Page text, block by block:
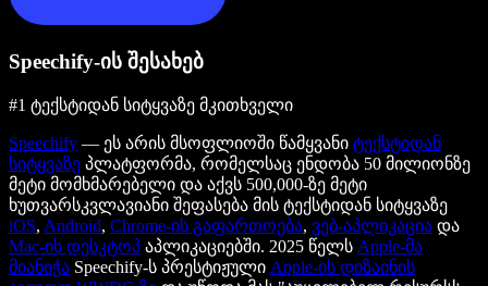
Speechify-ის შესახებ
#1 ტექსტიდან სიტყვაზე მკითხველი
Speechify — ეს არის მსოფლიოში წამყვანი ტექსტიდან
სიტყვაზე პლატფორმა, რომელსაც ენდობა 50 მილიონზე
მეტი მომხმარებელი და აქვს 500,000-ზე მეტი
ხუთვარსკვლავიანი შეფასება მის ტექსტიდან სიტყვაზე
iOS, Android, Chrome-ის გაფართოება, ვებ-აპლიკაცია და
Mac-ის დესკტოპ აპლიკაციებში. 2025 წელს Apple-მა
მიანიჭა Speechify-ს პრესტიჟული Apple-ის დიზაინის